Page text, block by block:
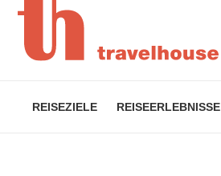
REISEZIELE REISEERLEBNISSE